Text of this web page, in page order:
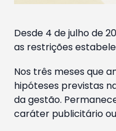
Desde 4 de julho de
as restrições
Nos três meses que
hipóteses previstas
da gestão.
caráter publicitário